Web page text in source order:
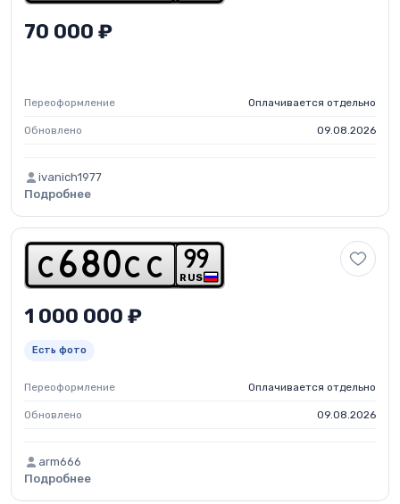
70 000 ₽
Переоформление Оплачивается отдельно
Обновлено 09.08.2026
ivanich1977
Подробнее
c 6 80 c c RUS
99
1 000 000 ₽
Есть фото
Переоформление Оплачивается отдельно
Обновлено 09.08.2026
arm666
Подробнее